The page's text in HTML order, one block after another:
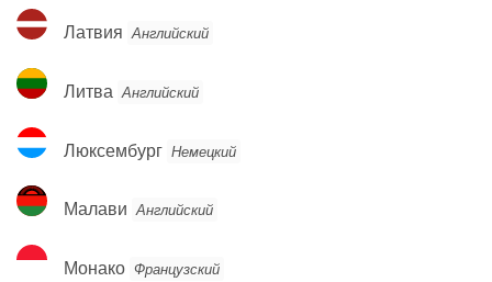
Латвия
Латвия Английский
Литва
Литва Английский
Люксембург
Люксембург Немецкий
Малави
Малави Английский
Монако
Монако Французский